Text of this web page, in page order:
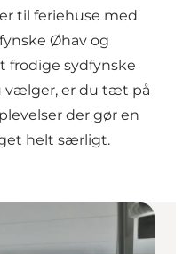
til feriehuse med
Øhav og
frodige sydfynske
vælger, er du tæt på
der gør en
helt særligt.